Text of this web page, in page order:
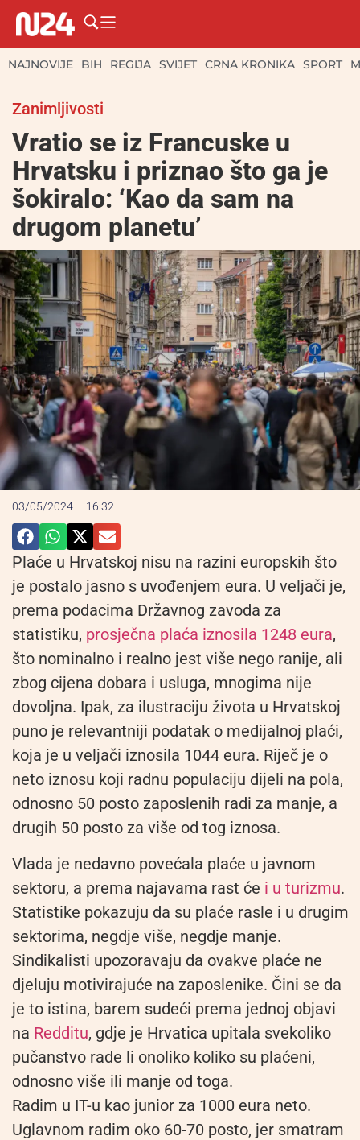
NAJNOVIJE BIH REGIJA SVIJET CRNA KRONIKA SPORT
Zanimljivosti
Vratio se iz Francuske u
Hrvatsku i priznao što ga je
šokiralo: ‘Kao da sam na
drugom planetu’
03/05/2024 16:32
Plaće u Hrvatskoj nisu na razini europskih što
je postalo jasno s uvođenjem eura. U veljači je,
prema podacima Državnog zavoda za
statistiku, prosječna plaća iznosila 1248 eura,
što nominalno i realno jest više nego ranije, ali
zbog cijena dobara i usluga, mnogima nije
dovoljna. Ipak, za ilustraciju života u Hrvatskoj
puno je relevantniji podatak o medijalnoj plaći,
koja je u veljači iznosila 1044 eura. Riječ je o
neto iznosu koji radnu populaciju dijeli na pola,
odnosno 50 posto zaposlenih radi za manje, a
drugih 50 posto za više od tog iznosa.
Vlada je nedavno povećala plaće u javnom
sektoru, a prema najavama rast će i u turizmu.
Statistike pokazuju da su plaće rasle i u drugim
sektorima, negdje više, negdje manje.
Sindikalisti upozoravaju da ovakve plaće ne
djeluju motivirajuće na zaposlenike. Čini se da
je to istina, barem sudeći prema jednoj objavi
na Redditu, gdje je Hrvatica upitala svekoliko
pučanstvo rade li onoliko koliko su plaćeni,
odnosno više ili manje od toga.
Radim u IT-u kao junior za 1000 eura neto.
Uglavnom radim oko 60-70 posto, jer smatram